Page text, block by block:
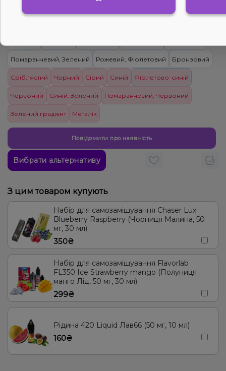
Колір корпуса
Помаранчевий, Зелений Рожевий, Фіолетовий Бронзовий
Сріблястий Чорний Сірий Синій Фіолетово-синій
Червоний Синій, Зелений Помаранчевий, Червоний
Зелений градієнт Металік
Повідомити про наявність
Вибрати альтернативу
З цим товаром купують
Набір для самозамішування Chaser Lux
Blueberry Raspberry (Чорниця Малина, 50
мг, 30 мл)
350₴
Набір для самозамішування Flavorlab
FL350 Ice Strawberry mango (Полуниця
манго Лід, 50 мг, 30 мл)
299₴
Рідина 420 Liquid Лав66 (50 мг, 10 мл)
160₴